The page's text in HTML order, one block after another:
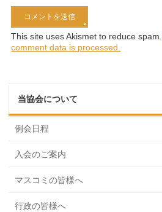
This site uses Akismet to reduce spam.
comment data is processed.
当協会について
例会日程
入会のご案内
マスコミの皆様へ
行政の皆様へ